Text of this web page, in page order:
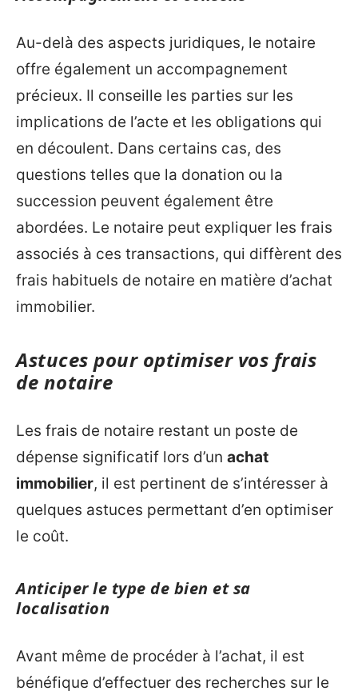
Au-delà des aspects juridiques, le notaire
offre également un accompagnement
précieux. Il conseille les parties sur les
implications de l’acte et les obligations qui
en découlent. Dans certains cas, des
questions telles que la donation ou la
succession peuvent également être
abordées. Le notaire peut expliquer les frais
associés à ces transactions, qui diffèrent des
frais habituels de notaire en matière d’achat
immobilier.
Astuces pour optimiser vos frais
de notaire
Les frais de notaire restant un poste de
dépense significatif lors d’un achat
immobilier, il est pertinent de s’intéresser à
quelques astuces permettant d’en optimiser
le coût.
Anticiper le type de bien et sa
localisation
Avant même de procéder à l’achat, il est
bénéfique d’effectuer des recherches sur le